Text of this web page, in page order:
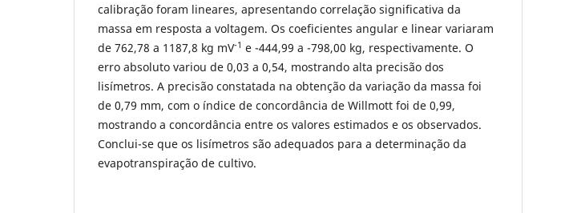
calibração foram lineares, apresentando correlação significativa da
massa em resposta a voltagem. Os coeficientes angular e linear variaram
de 762,78 a 1187,8 kg mV-1 e -444,99 a -798,00 kg, respectivamente. O
erro absoluto variou de 0,03 a 0,54, mostrando alta precisão dos
lisímetros. A precisão constatada na obtenção da variação da massa foi
de 0,79 mm, com o índice de concordância de Willmott foi de 0,99,
mostrando a concordância entre os valores estimados e os observados.
Conclui-se que os lisímetros são adequados para a determinação da
evapotranspiração de cultivo.